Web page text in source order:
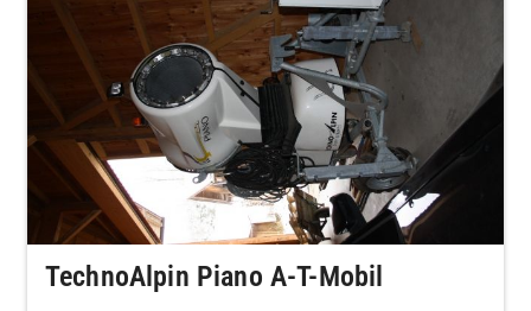
TechnoAlpin Piano A-T-Mobil